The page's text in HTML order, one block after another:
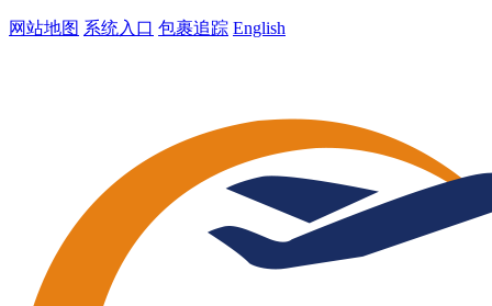
网站地图 系统入口 包裹追踪 English